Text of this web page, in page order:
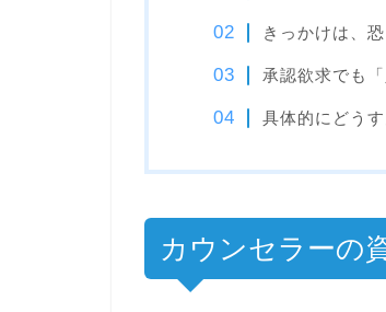
きっかけは、
承認欲求でも
具体的にどうす
カウンセラーの